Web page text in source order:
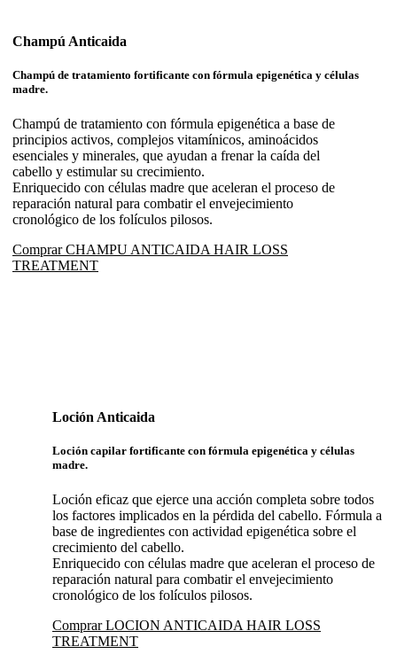
Champú Anticaida
Champú de tratamiento fortificante con fórmula epigenética y células
madre.
Champú de tratamiento con fórmula epigenética a base de
principios activos, complejos vitamínicos, aminoácidos
esenciales y minerales, que ayudan a frenar la caída del
cabello y estimular su crecimiento.
Enriquecido con células madre que aceleran el proceso de
reparación natural para combatir el envejecimiento
cronológico de los folículos pilosos.
Comprar CHAMPU ANTICAIDA HAIR LOSS
TREATMENT
Loción Anticaida
Loción capilar fortificante con fórmula epigenética y células
madre.
Loción eficaz que ejerce una acción completa sobre todos
los factores implicados en la pérdida del cabello. Fórmula a
base de ingredientes con actividad epigenética sobre el
crecimiento del cabello.
Enriquecido con células madre que aceleran el proceso de
reparación natural para combatir el envejecimiento
cronológico de los folículos pilosos.
Comprar LOCION ANTICAIDA HAIR LOSS
TREATMENT